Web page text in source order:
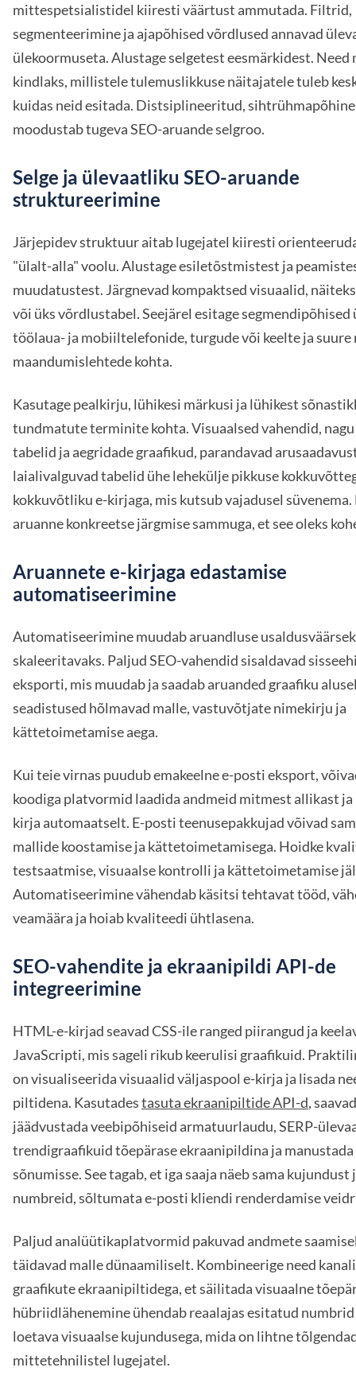
mittespetsialistidel kiiresti väärtust ammutada. Filtrid,
segmenteerimine ja ajapõhised võrdlused annavad
ülekoormuseta. Alustage selgetest eesmärkidest. Need
kindlaks, millistele tulemuslikkuse näitajatele tuleb
kuidas neid esitada. Distsiplineeritud,
moodustab tugeva SEO-aruande selgroo.
Selge ja ülevaatliku SEO-aruande
struktureerimine
Järjepidev struktuur aitab lugejatel kiiresti
"ülalt-alla" voolu. Alustage esiletõstmistest ja
muudatustest. Järgnevad kompaktsed visuaalid,
või üks võrdlustabel. Seejärel esitage segmendipõhised
töölaua- ja mobiiltelefonide, turgude või keelte ja suure
maandumislehtede kohta.
Kasutage pealkirju, lühikesi märkusi ja lühikest
tundmatute terminite kohta. Visuaalsed vahendid,
tabelid ja aegridade graafikud, parandavad
laialivalguvad tabelid ühe lehekülje pikkuse
kokkuvõtliku e-kirjaga, mis kutsub vajadusel süvenema.
aruanne konkreetse järgmise sammuga, et see oleks
Aruannete e-kirjaga edastamise
automatiseerimine
Automatiseerimine muudab aruandluse
skaleeritavaks. Paljud SEO-vahendid sisaldavad
eksporti, mis muudab ja saadab aruanded graafiku
seadistused hõlmavad malle, vastuvõtjate nimekirju ja
kättetoimetamise aega.
Kui teie virnas puudub emakeelne e-posti eksport,
koodiga platvormid laadida andmeid mitmest allikast ja
kirja automaatselt. E-posti teenusepakkujad võivad
mallide koostamise ja kättetoimetamisega. Hoidke
testsaatmise, visuaalse kontrolli ja kättetoimetamise
Automatiseerimine vähendab käsitsi tehtavat tööd,
veamäära ja hoiab kvaliteedi ühtlasena.
SEO-vahendite ja ekraanipildi API-de
integreerimine
HTML-e-kirjad seavad CSS-ile ranged piirangud ja
JavaScripti, mis sageli rikub keerulisi graafikuid.
on visualiseerida visuaalid väljaspool e-kirja ja lisada
piltidena. Kasutadestasuta ekraanipiltide API-d,
jäädvustada veebipõhiseid armatuurlaudu, SERP-
trendigraafikuid tõepärase ekraanipildina ja manustada
sõnumisse. See tagab, et iga saaja näeb sama kujundust
numbreid, sõltumata e-posti kliendi renderdamise
Paljud analüütikaplatvormid pakuvad andmete
täidavad malle dünaamiliselt. Kombineerige need
graafikute ekraanipiltidega, et säilitada visuaalne
hübriidlähenemine ühendab reaalajas esitatud
loetava visuaalse kujundusega, mida on lihtne
mittetehnilistel lugejatel.